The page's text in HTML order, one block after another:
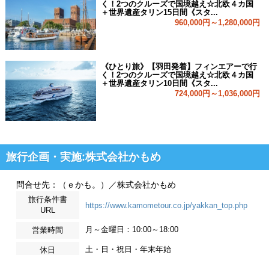
く！2つのクルーズで国境越え☆北欧４カ国
＋世界遺産タリン15日間《スタ...
960,000円～1,280,000円
《ひとり旅》【羽田発着】フィンエアーで行
く！2つのクルーズで国境越え☆北欧４カ国
＋世界遺産タリン10日間《スタ...
724,000円～1,036,000円
旅行企画・実施:株式会社かもめ
問合せ先：（ｅかも。）／株式会社かもめ
旅行条件書
URL
https://www.kamometour.co.jp/yakkan_top.php
営業時間 月～金曜日：10:00～18:00
休日 土・日・祝日・年末年始